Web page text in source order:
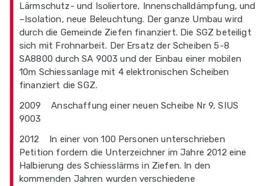
Lärmschutz- und Isoliertore, Innenschalldämpfung, und
–Isolation, neue Beleuchtung. Der ganze Umbau wird
durch die Gemeinde Ziefen finanziert. Die SGZ beteiligt
sich mit Frohnarbeit. Der Ersatz der Scheiben 5-8
SA8800 durch SA 9003 und der Einbau einer mobilen
10m Schiessanlage mit 4 elektronischen Scheiben
finanziert die SGZ.
2009 Anschaffung einer neuen Scheibe Nr 9, SIUS
9003
2012 In einer von 100 Personen unterschrieben
Petition fordern die Unterzeichner im Jahre 2012 eine
Halbierung des Schiesslärms in Ziefen. In den
kommenden Jahren wurden verschiedene